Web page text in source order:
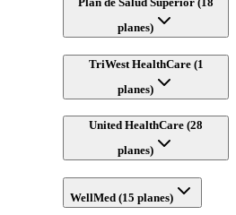
planes)
TriWest HealthCare (1
planes)
United HealthCare (28
planes)
WellMed (15 planes)